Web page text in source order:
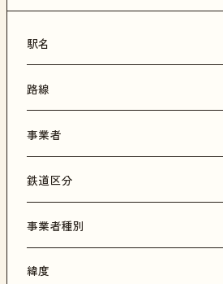
駅名
路線
事業者
鉄道区分
事業者種別
緯度